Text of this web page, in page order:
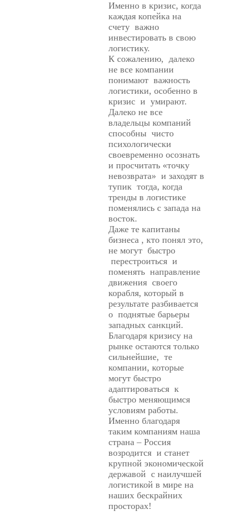
Именно в кризис, когда
каждая копейка на
счету важно
инвестировать в свою
логистику.
К сожалению, далеко
не все компании
понимают важность
логистики, особенно в
кризис и умирают.
Далеко не все
владельцы компаний
способны чисто
психологически
своевременно осознать
и просчитать «точку
невозврата» и заходят в
тупик тогда, когда
тренды в логистике
поменялись с запада на
восток.
Даже те капитаны
бизнеса , кто понял это,
не могут быстро
перестроиться и
поменять направление
движения своего
корабля, который в
результате разбивается
о поднятые барьеры
западных санкций.
Благодаря кризису на
рынке остаются только
сильнейшие, те
компании, которые
могут быстро
адаптироваться к
быстро меняющимся
условиям работы.
Именно благодаря
таким компаниям наша
страна – Россия
возродится и станет
крупной экономической
державой с наилучшей
логистикой в мире на
наших бескрайних
просторах!